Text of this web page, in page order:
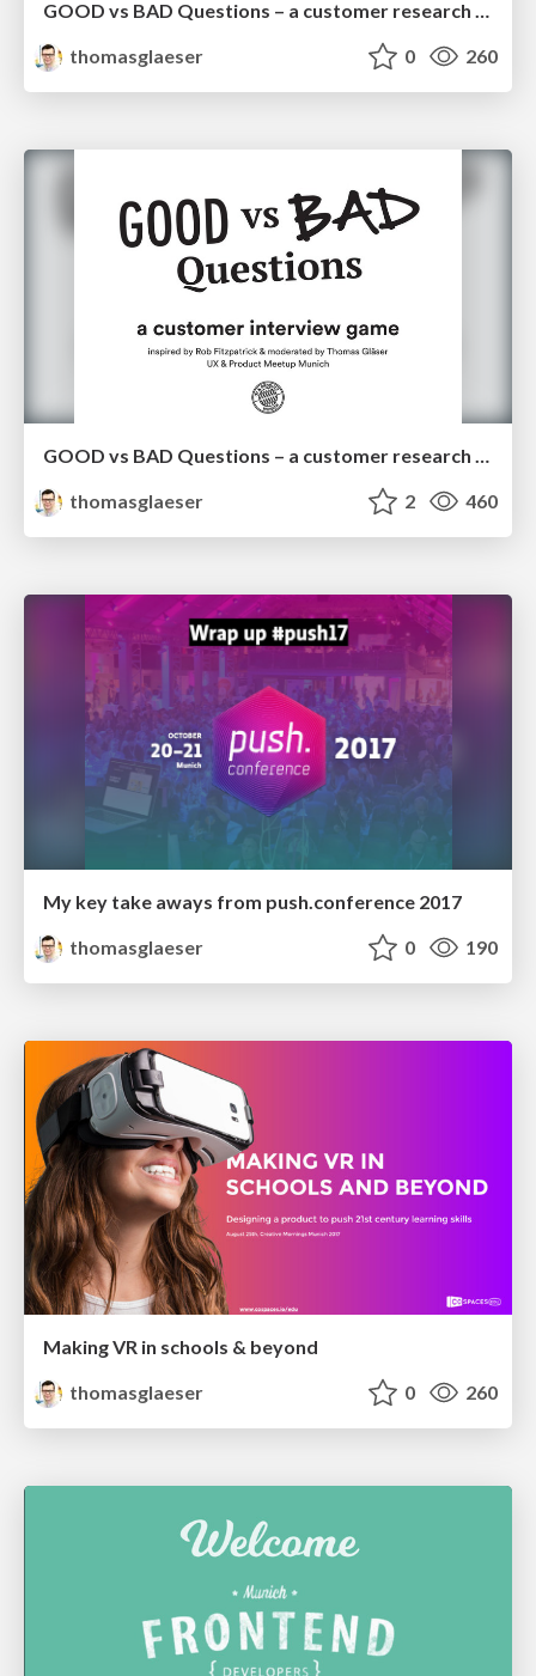
GOOD vs BAD Questions – a customer research game
thomasglaeser
0 260
GOOD vs BAD Questions – a customer research game
thomasglaeser
2 460
My key take aways from push.conference 2017
thomasglaeser
0 190
Making VR in schools & beyond
thomasglaeser
0 260